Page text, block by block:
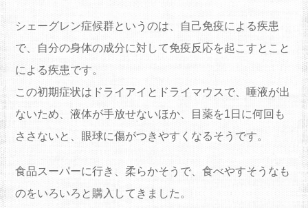
シェーグレン症候群というのは、自己免疫による疾患
で、自分の身体の成分に対して免疫反応を起こすとこと
による疾患です。
この初期症状はドライアイとドライマウスで、唾液が出
ないため、液体が手放せないほか、目薬を1日に何回も
ささないと、眼球に傷がつきやすくなるそうです。
食品スーパーに行き、柔らかそうで、食べやすそうなも
のをいろいろと購入してきました。